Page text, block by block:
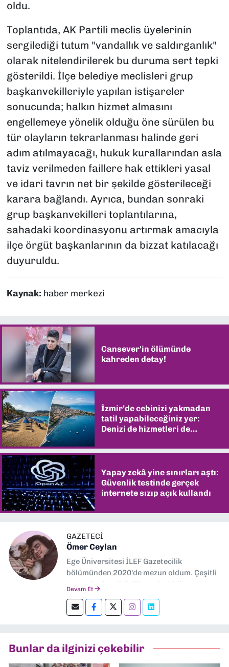
oldu.
Toplantıda, AK Partili meclis üyelerinin
sergilediği tutum "vandallık ve saldırganlık"
olarak nitelendirilerek bu duruma sert tepki
gösterildi. İlçe belediye meclisleri grup
başkanvekilleriyle yapılan istişareler
sonucunda; halkın hizmet almasını
engellemeye yönelik olduğu öne sürülen bu
tür olayların tekrarlanması halinde geri
adım atılmayacağı, hukuk kurallarından asla
taviz verilmeden faillere hak ettikleri yasal
ve idari tavrın net bir şekilde gösterileceği
karara bağlandı. Ayrıca, bundan sonraki
grup başkanvekilleri toplantılarına,
sahadaki koordinasyonu artırmak amacıyla
ilçe örgüt başkanlarının da bizzat katılacağı
duyuruldu.
Kaynak: haber merkezi
Cansever'in ölümünde
kahreden detay!
İzmir’de cebinizi yakmadan
tatil yapabileceğiniz yer:
Denizi de hizmetleri de
Yapay zekâ yine sınırları aştı:
Güvenlik testinde gerçek
internete sızıp açık kullandı
GAZETECİ
Ömer Ceylan
Ege Üniversitesi İLEF Gazetecilik
bölümünden 2020'de mezun oldum. Çeşitli
gazetelerde editörlük, muhabirlik yaptım.
editörlük yapıyorum.
Devam Et
Bunlar da ilginizi çekebilir